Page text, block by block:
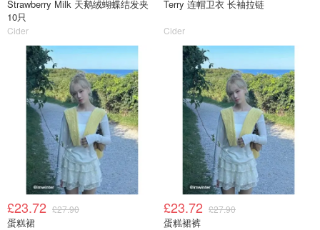
Strawberry Milk 天鹅绒蝴蝶结发夹
10只
Cider
Terry 连帽卫衣 长袖拉链
Cider
£23.72 £27.90
蛋糕裙
£23.72 £27.90
蛋糕裙裤